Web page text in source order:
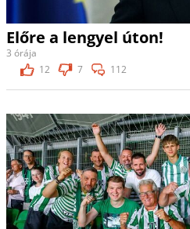
Előre a lengyel úton!
3 órája
12
7 112